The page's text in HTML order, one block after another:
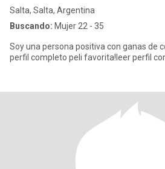
Salta, Salta, Argentina
Buscando: Mujer 22 - 35
Soy una persona positiva con ganas de
perfil completo peli favorita!leer perfil